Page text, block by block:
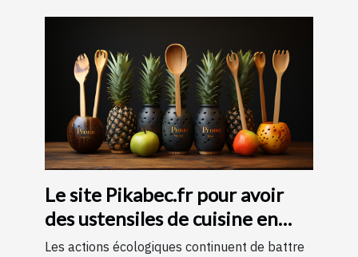
Le site Pikabec.fr pour avoir
des ustensiles de cuisine en
bois
Les actions écologiques continuent de battre